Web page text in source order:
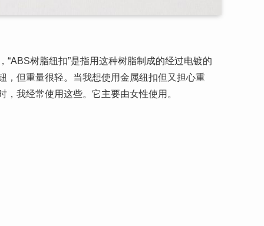
“ABS树脂纽扣”是指用这种树脂制成的经过电镀的
，但重量很轻。当我想使用金属纽扣但又担心重
，我经常使用这些。它主要由女性使用。